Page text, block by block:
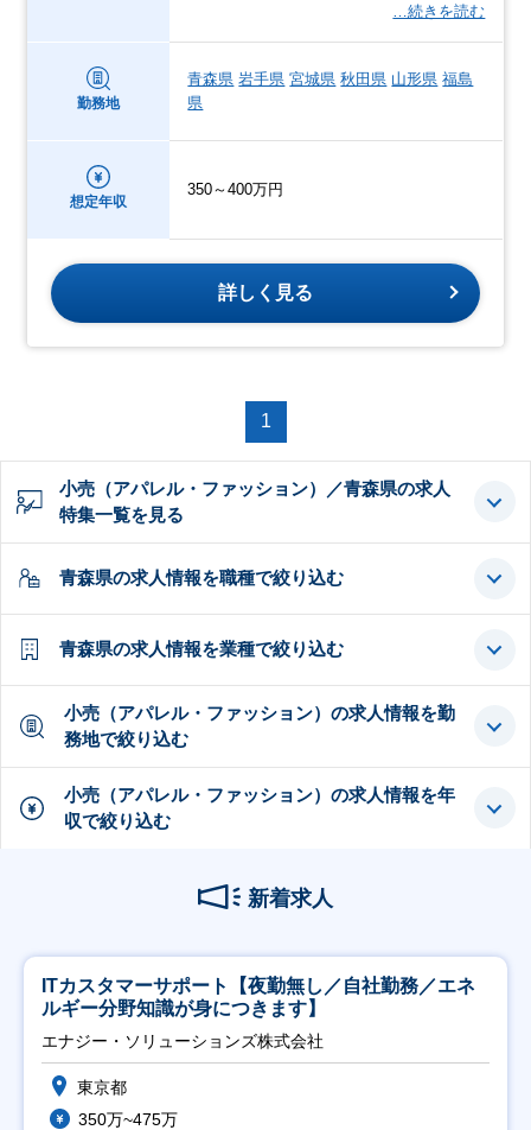
…続きを読む
勤務地
青森県 岩手県 宮城県 秋田県 山形県 福島
県
想定年収
350～400万円
詳しく見る
1
小売（アパレル・ファッション）／青森県の求人
特集一覧を見る
青森県の求人情報を職種で絞り込む
青森県の求人情報を業種で絞り込む
小売（アパレル・ファッション）の求人情報を勤
務地で絞り込む
小売（アパレル・ファッション）の求人情報を年
収で絞り込む
新着求人
ITカスタマーサポート【夜勤無し／自社勤務／エネ
ルギー分野知識が身につきます】
エナジー・ソリューションズ株式会社
東京都
350万~475万